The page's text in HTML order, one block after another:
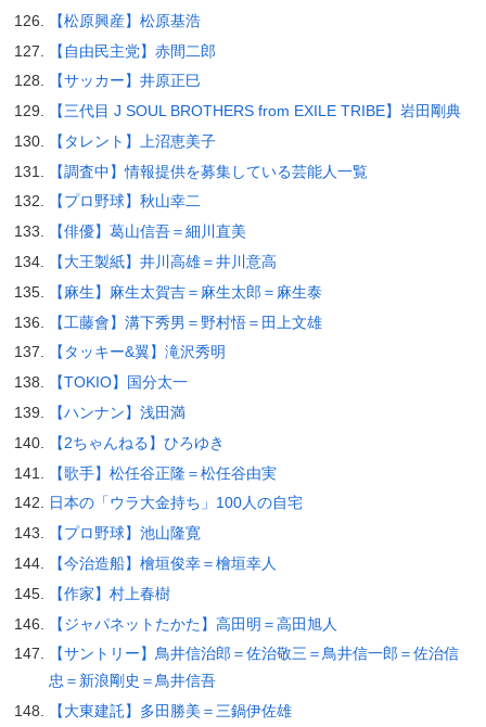
【松原興産】松原基浩
【自由民主党】赤間二郎
【サッカー】井原正巳
【三代目 J SOUL BROTHERS from EXILE TRIBE】岩田剛典
【タレント】上沼恵美子
【調査中】情報提供を募集している芸能人一覧
【プロ野球】秋山幸二
【俳優】葛山信吾＝細川直美
【大王製紙】井川高雄＝井川意高
【麻生】麻生太賀吉＝麻生太郎＝麻生泰
【工藤會】溝下秀男＝野村悟＝田上文雄
【タッキー&翼】滝沢秀明
【TOKIO】国分太一
【ハンナン】浅田満
【2ちゃんねる】ひろゆき
【歌手】松任谷正隆＝松任谷由実
日本の「ウラ大金持ち」100人の自宅
【プロ野球】池山隆寛
【今治造船】檜垣俊幸＝檜垣幸人
【作家】村上春樹
【ジャパネットたかた】高田明＝高田旭人
【サントリー】鳥井信治郎＝佐治敬三＝鳥井信一郎＝佐治信
忠＝新浪剛史＝鳥井信吾
【大東建託】多田勝美＝三鍋伊佐雄